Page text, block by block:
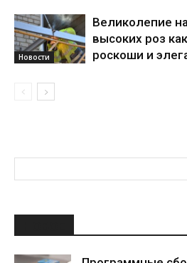
Новости
Великолепие
высоких роз
роскоши и